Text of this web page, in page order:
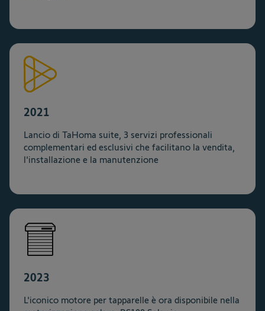
2021
Lancio di TaHoma suite, 3 servizi professionali
complementari ed esclusivi che facilitano la vendita,
l'installazione e la manutenzione
2023
L'iconico motore per tapparelle è ora disponibile nella